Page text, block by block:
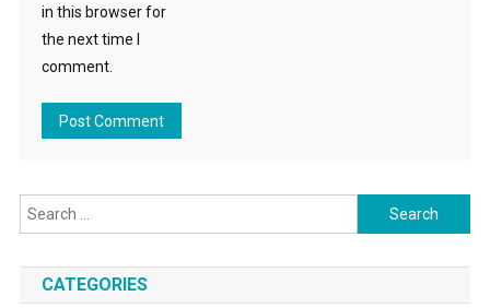
in this browser for
the next time I
comment.
Search
for:
CATEGORIES